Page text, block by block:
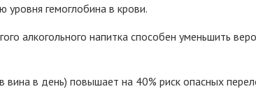
гемоглобина в крови.
алкогольного напитка способен уменьшить
в день) повышает на 40% риск опасных